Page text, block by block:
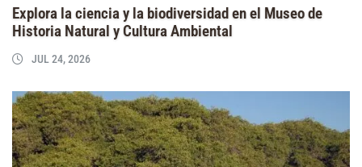
Explora la ciencia y la biodiversidad en el Museo de
Historia Natural y Cultura Ambiental
JUL 24, 2026